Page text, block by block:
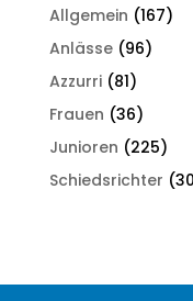
Allgemein (167)
Anlässe(96)
Azzurri(81)
Frauen (36)
Junioren (225)
Schiedsrichter